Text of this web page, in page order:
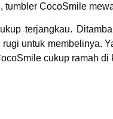
tumbler CocoSmile
terjangkau.
untuk membelinya.
cukup ramah di